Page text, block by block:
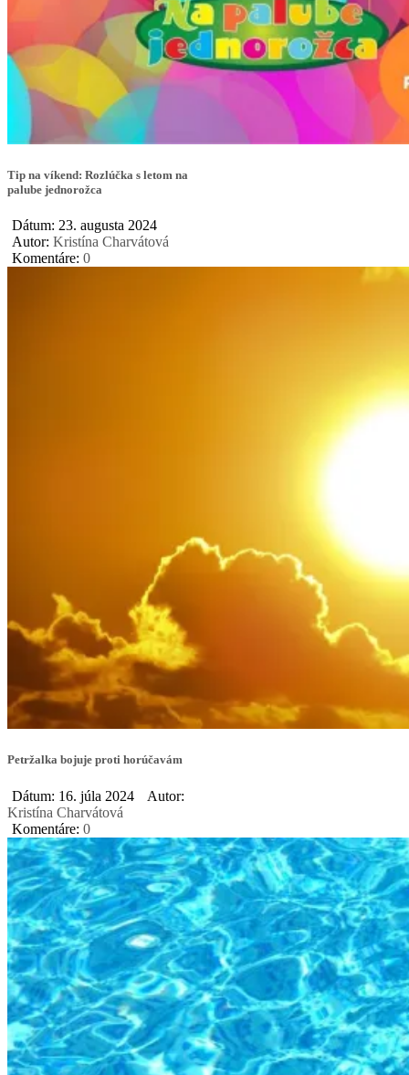
Tip na víkend: Rozlúčka s letom na
palube jednorožca
Dátum: 23. augusta 2024
Autor: Kristína Charvátová
Komentáre: 0
Petržalka bojuje proti horúčavám
Dátum: 16. júla 2024
Autor:
Kristína Charvátová
Komentáre: 0